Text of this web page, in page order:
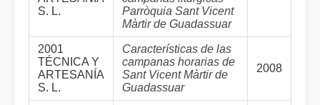
S. L.
Parròquia Sant Vicent
Màrtir de Guadassuar
2001
TÉCNICA Y
ARTESANÍA
S. L.
Características de las
campanas horarias de
Sant Vicent Màrtir de
Guadassuar
2008